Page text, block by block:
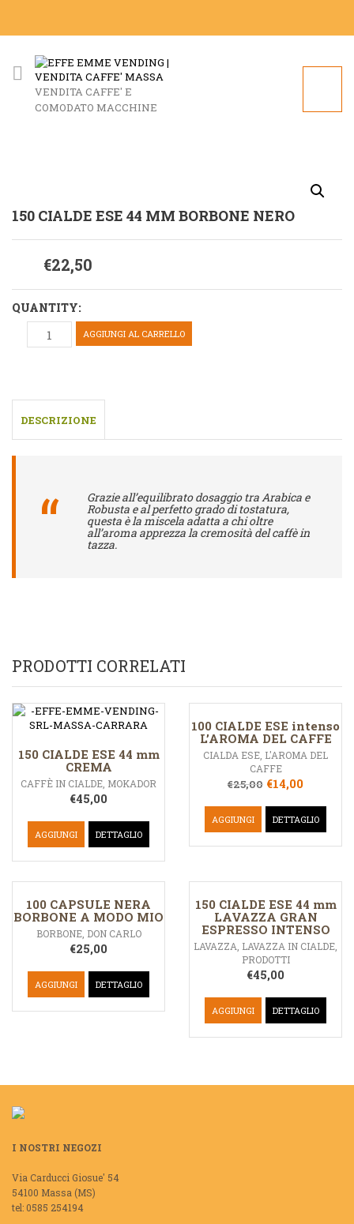
VENDITA CAFFE' E
COMODATO MACCHINE
150 CIALDE ESE 44 MM BORBONE NERO
€22,50
QUANTITY:
AGGIUNGI AL CARRELLO
DESCRIZIONE
Grazie all’equilibrato dosaggio tra Arabica e
Robusta e al perfetto grado di tostatura,
questa è la miscela adatta a chi oltre
all’aroma apprezza la cremosità del caffè in
tazza.
PRODOTTI CORRELATI
150 CIALDE ESE 44 mm
CREMA
CAFFÈ IN CIALDE MOKADOR
€45,00
AGGIUNGI DETTAGLIO
100 CIALDE ESE intenso
L’AROMA DEL CAFFE
CIALDA ESE L'AROMA DEL
CAFFE
€25,00 €14,00
AGGIUNGI DETTAGLIO
100 CAPSULE NERA
BORBONE A MODO MIO
BORBONE, DON CARLO
€25,00
AGGIUNGI DETTAGLIO
150 CIALDE ESE 44 mm
LAVAZZA GRAN
ESPRESSO INTENSO
LAVAZZA LAVAZZA IN CIALDE
PRODOTTI
€45,00
AGGIUNGI DETTAGLIO
I NOSTRI NEGOZI
Via Carducci Giosue' 54
54100 Massa (MS)
tel: 0585 254194